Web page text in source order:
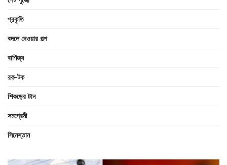
প্রকৃতি
বদলে দেওয়ার গল্প
বাণিজ্য
রক-টক
শিকড়ের টান
সমপ্রেমী
সিনেস্তান